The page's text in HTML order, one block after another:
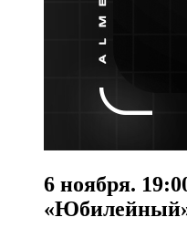
6 ноября.